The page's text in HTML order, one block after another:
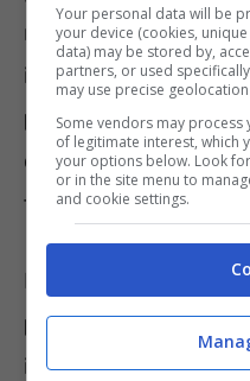
modo Poste Italiane
indennizzo che
perdere la sua
dell’impossibilità di
finanziamento.
I massimali per i
per infortunio:
indennizzabile è la
Your personal data will be
your device (cookies,
data) may be stored by,
partners, or used
may use precise
Some vendors may
of legitimate interest, which
your options below. Look
or in the site menu to
and cookie settings.